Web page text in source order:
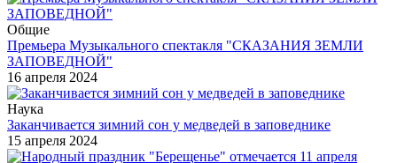
Общие
Премьера Музыкального спектакля "СКАЗАНИЯ ЗЕМЛИ
ЗАПОВЕДНОЙ"
16 апреля 2024
Наука
Заканчивается зимний сон у медведей в заповеднике
15 апреля 2024